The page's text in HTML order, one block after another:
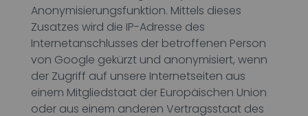
Anonymisierungsfunktion. Mittels dieses
Zusatzes wird die IP-Adresse des
Internetanschlusses der betroffenen Person
von Google gekürzt und anonymisiert, wenn
der Zugriff auf unsere Internetseiten aus
einem Mitgliedstaat der Europäischen Union
oder aus einem anderen Vertragsstaat des